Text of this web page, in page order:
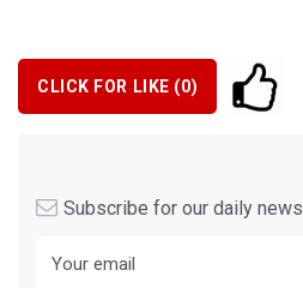
CLICK FOR LIKE (0)
Subscribe for our daily news